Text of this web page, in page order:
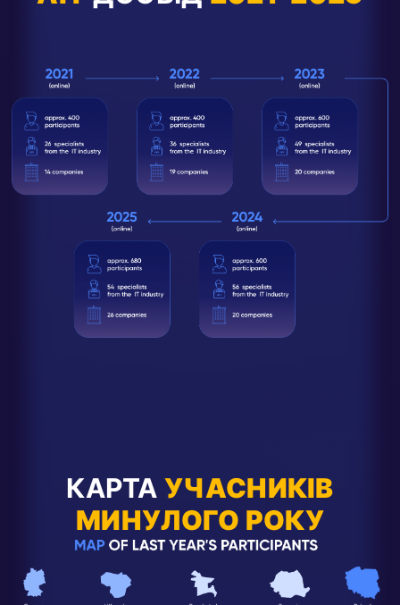
КАРТАУЧАСНИКІВ
МИНУЛОГО РОКУ